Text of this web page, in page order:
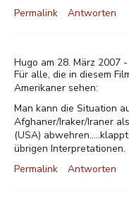
Permalink
Antworten
Hugo am 28. März 2007
Für alle, die in diesem
Amerikaner sehen:
Man kann die Situation
Afghaner/Iraker/Iraner
(USA)
übrigen Interpretationen.
Permalink
Antworten